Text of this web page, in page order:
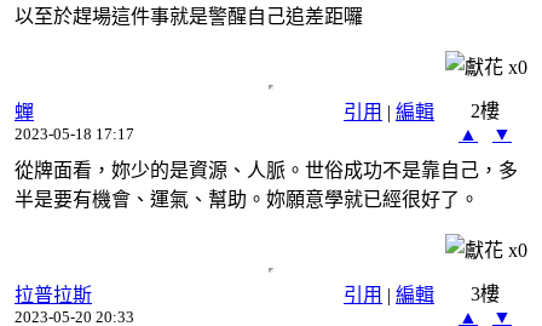
以至於趕場這件事就是警醒自己追差距囉
x0
引用 | 編輯
蟬
2023-05-18 17:17
2樓
▲
▼
從牌面看，妳少的是資源、人脈。世俗成功不是靠自己，多
半是要有機會、運氣、幫助。妳願意學就已經很好了。
x0
引用 | 編輯
拉普拉斯
2023-05-20 20:33
3樓
▲
▼